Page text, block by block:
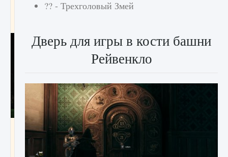
игре Creatures of Ava
Как исправить ошибку EA FC 25 beta,
которая не работает
9 августа 2024
?? - Трехголовый Змей
Дверь для игры в кости башни
Рейвенкло